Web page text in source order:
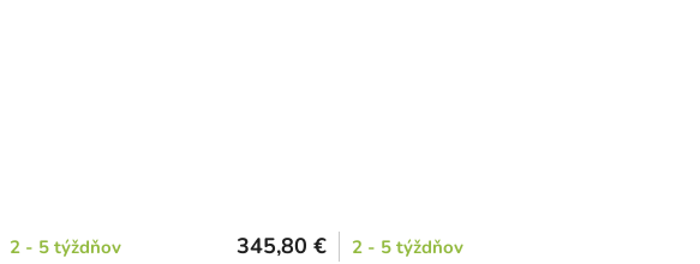
2 - 5 týždňov 345,80 € 2 - 5 týždňov